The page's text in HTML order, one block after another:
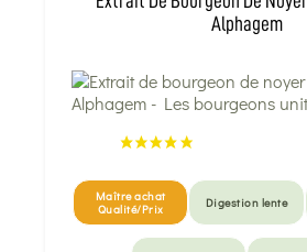
Alphagem
Maître achat
Qualité/Prix
Digestion lente